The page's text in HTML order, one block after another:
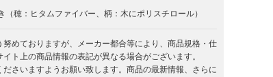
穂：ヒタムファイバー、柄：木にポリスチロール）
めておりますが、メーカー都合等により、商品規格・仕
ト上の商品情報の表記が異なる場合がございます。
さいますようお願い致します。商品の最新情報、さらに